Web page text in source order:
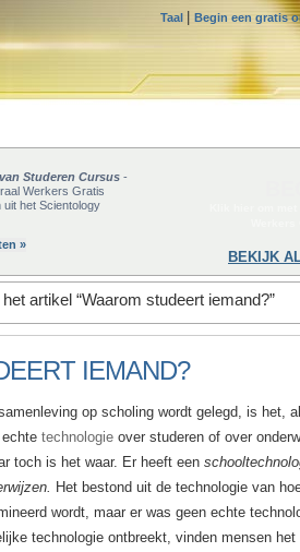
Taal Begin een gratis
Studeren Cursus -
Werkers Gratis
het Scientology
»
BEKIJK
artikel “Waarom studeert iemand?”
IEMAND?
op scholing wordt gelegd, is het,
technologie over studeren of over
toch is het waar. Er heeft een
Het bestond uit de technologie van
wordt, maar er was geen echte
technologie ontbreekt, vinden mensen